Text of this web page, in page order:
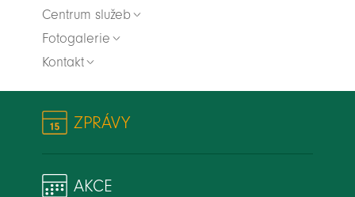
Centrum služeb
Fotogalerie
Kontakt
ZPRÁVY
AKCE